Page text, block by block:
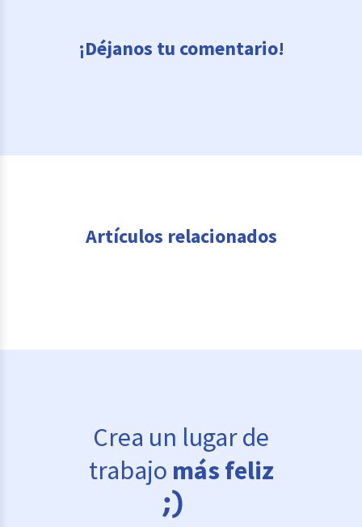
¡Déjanos tu comentario!
Artículos relacionados
Crea un lugar de
trabajo más feliz